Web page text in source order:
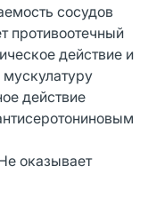
сосудов
противоотечный
действие и
действие
оказывает